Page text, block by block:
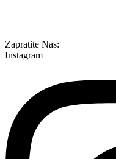
Zapratite Nas:
Instagram